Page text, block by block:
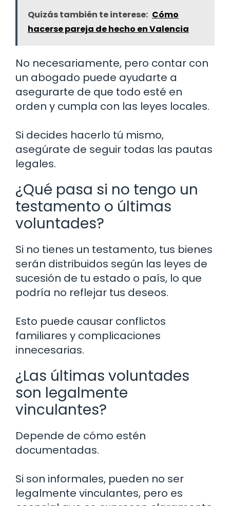
Quizás también te interese: Cómo
hacerse pareja de hecho en Valencia
No necesariamente, pero contar con
un abogado puede ayudarte a
asegurarte de que todo esté en
orden y cumpla con las leyes locales.
Si decides hacerlo tú mismo,
asegúrate de seguir todas las pautas
legales.
¿Qué pasa si no tengo un
testamento o últimas
voluntades?
Si no tienes un testamento, tus bienes
serán distribuidos según las leyes de
sucesión de tu estado o país, lo que
podría no reflejar tus deseos.
Esto puede causar conflictos
familiares y complicaciones
innecesarias.
¿Las últimas voluntades
son legalmente
vinculantes?
Depende de cómo estén
documentadas.
Si son informales, pueden no ser
legalmente vinculantes, pero es